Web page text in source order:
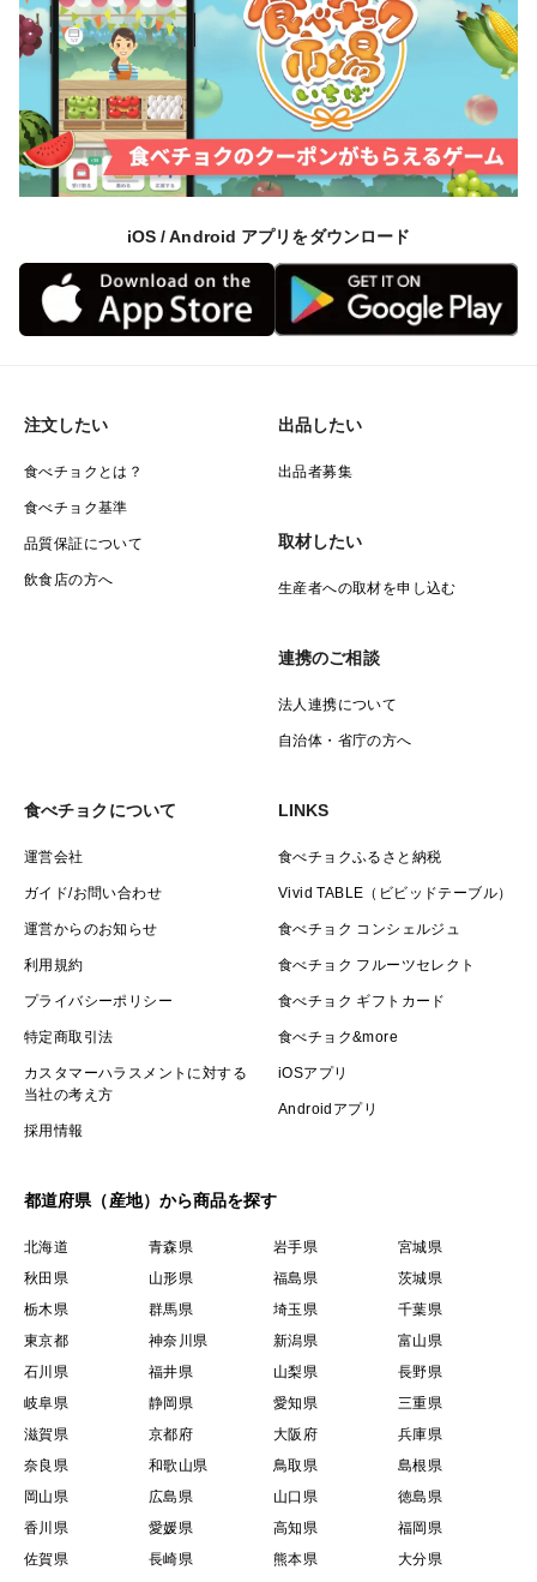
iOS / Android アプリをダウンロード
注文したい
食べチョクとは？
食べチョク基準
品質保証について
飲食店の方へ
出品したい
出品者募集
取材したい
生産者への取材を申し込む
連携のご相談
法人連携について
自治体・省庁の方へ
食べチョクについて
運営会社
ガイド/お問い合わせ
運営からのお知らせ
利用規約
プライバシーポリシー
特定商取引法
カスタマーハラスメントに対する
当社の考え方
採用情報
LINKS
食べチョクふるさと納税
Vivid TABLE（ビビッドテーブル）
食べチョク コンシェルジュ
食べチョク フルーツセレクト
食べチョク ギフトカード
食べチョク&more
iOSアプリ
Androidアプリ
都道府県（産地）から商品を探す
北海道 青森県 岩手県
宮城県
秋田県
山形県 福島県
茨城県
栃木県
群馬県 埼玉県
千葉県
東京都
神奈川県 新潟県
富山県
石川県
福井県 山梨県
長野県
岐阜県
静岡県 愛知県
三重県
滋賀県
京都府 大阪府
兵庫県
奈良県
和歌山県 鳥取県
島根県
岡山県
広島県 山口県
徳島県
香川県
愛媛県 高知県
福岡県
佐賀県
長崎県 熊本県 大分県